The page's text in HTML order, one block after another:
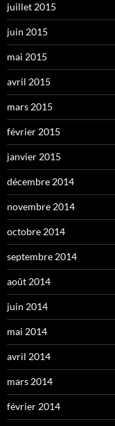
juillet 2015
juin 2015
mai 2015
avril 2015
mars 2015
février 2015
janvier 2015
décembre 2014
novembre 2014
octobre 2014
septembre 2014
août 2014
juin 2014
mai 2014
avril 2014
mars 2014
février 2014